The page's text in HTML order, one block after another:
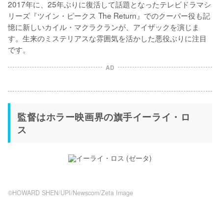
2017年に、25年ぶりに復活して話題となったテレビドラマシ
リーズ『ツイン・ピークス The Return』でのクーパー役も記
憶に新しいカイル・マクラクランが、アイザックを演じま
す。生来のミステリアスな雰囲気を活かした悪役ぶりに注目
です。
AD
監督はホラー映画界の旗手イーライ・ロ
ス
©HOWARD SHEN/UPI/Newscom/Zeta Image